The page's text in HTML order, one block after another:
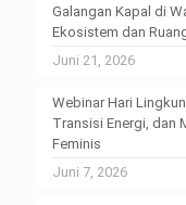
Galangan Kapal di
Ekosistem dan
Juni 21, 2026
Webinar Hari
Transisi Energi, dan
Feminis
Juni 7, 2026